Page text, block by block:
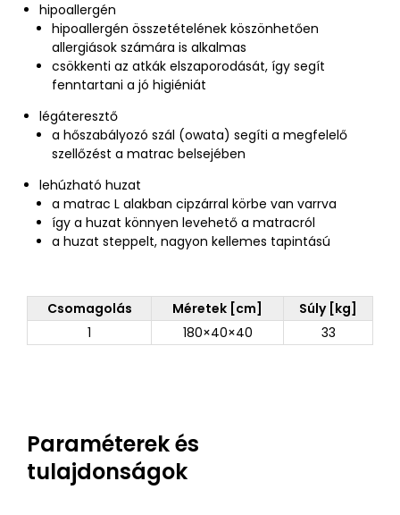
hipoallergén
hipoallergén összetételének köszönhetően
allergiások számára is alkalmas
csökkenti az atkák elszaporodását, így segít
fenntartani a jó higiéniát
légáteresztő
a hőszabályozó szál (owata) segíti a megfelelő
szellőzést a matrac belsejében
lehúzható huzat
a matrac L alakban cipzárral körbe van varrva
így a huzat könnyen levehető a matracról
a huzat steppelt, nagyon kellemes tapintású
Csomagolás Méretek [cm]
Súly [kg]
1
180×40×40 33
Paraméterek és
tulajdonságok